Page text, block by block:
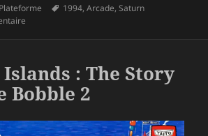
Catégories
Plateforme
Mots-
1994,Arcade,Saturn
: The Story
Bobble 2